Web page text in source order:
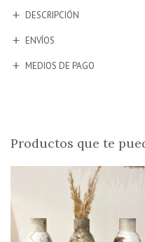
DESCRIPCIÓN
ENVÍOS
MEDIOS DE PAGO
Productos que te